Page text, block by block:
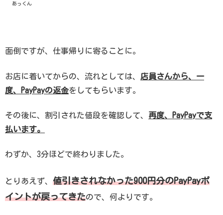
あっくん
面倒ですが、仕事帰りに寄ることに。
お店に着いてからの、流れとしては、 店員さんから、一
度、PayPayの返金をしてもらいます。
その後に、割引された値段を確認して、 再度、PayPayで支
払います。
わずか、3分ほどで終わりました。
とりあえず、 値引きされなかった900円分のPayPayポ
イントが戻ってきたので、何よりです。